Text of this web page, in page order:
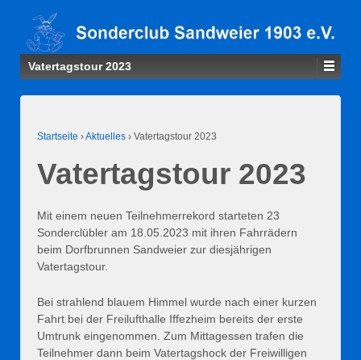
Vatertagstour 2023
Startseite ›Aktuelles › Vatertagstour 2023
Vatertagstour 2023
Mit einem neuen Teilnehmerrekord starteten 23
Sonderclübler am 18.05.2023 mit ihren Fahrrädern
beim Dorfbrunnen Sandweier zur diesjährigen
Vatertagstour.
Bei strahlend blauem Himmel wurde nach einer kurzen
Fahrt bei der Freilufthalle Iffezheim bereits der erste
Umtrunk eingenommen. Zum Mittagessen trafen die
Teilnehmer dann beim Vatertagshock der Freiwilligen